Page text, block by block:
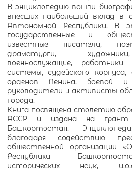
В энциклопедию вошли
внесших наибольший вклад в
Автономной Республики. В
государственные и
известные писатели,
драматурги,
военнослужащие, работники
системы, судейского
орденов Ленина, боевой
руководители и активисты
города.
Книга посвящена столетию
АССР и издана на грант
Башкортостан.
благодаря содействию
общественной организации
Республики
исторических наук,